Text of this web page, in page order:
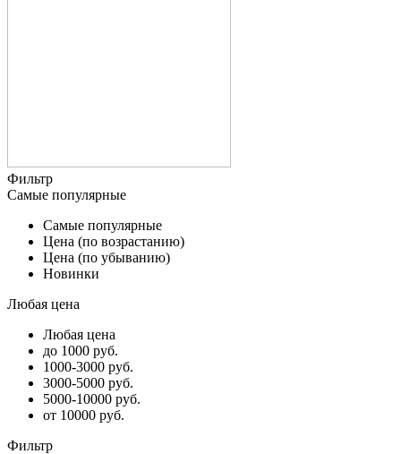
Фильтр
Самые популярные
Самые популярные
Цена (по возрастанию)
Цена (по убыванию)
Новинки
Любая цена
Любая цена
до 1000 руб.
1000-3000 руб.
3000-5000 руб.
5000-10000 руб.
от 10000 руб.
Фильтр